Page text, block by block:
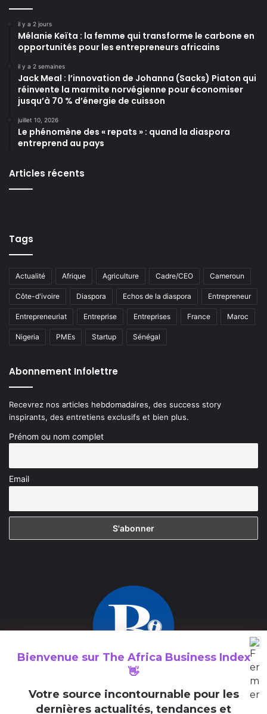
Bienvenue sur The Africa Business Index
👋
Votre source incontournable pour les
dernières actualités, tendances et
il y a 2 jours
Mélanie Keïta : la femme qui transforme le carbone en
opportunités pour les entrepreneurs africains
il y a 2 semaines
Jack Meal : l’innovation de Johanna (Sacks) Piaton qui
réinvente la marmite norvégienne pour économiser
jusqu’à 70 % d’énergie de cuisson
juillet 10, 2026
Le phénomène des « repats » : quand la diaspora
entreprend au pays
Articles récents
Tags
Actualité Afrique Agriculture Cadre/CEO Cameroun
Côte-d'ivoire Diaspora Echos de la diaspora Entrepreneur
Entrepreneuriat Entreprise Entreprises France Maroc
Nigeria PMEs Startup Sénégal
Abonnement Infolettre
Recevrez nos articles hebdomadaires, des success story
inspirants, des entretiens exclusifs et bien plus.
Prénom ou nom complet
Email
The Africa Business Index est un média consacré à la valorisation
des initiatives entrepreneuriales en Afrique et au sein de la